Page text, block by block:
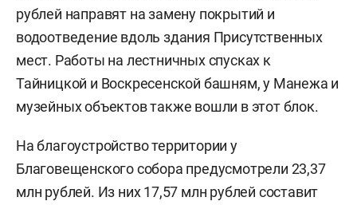
рублей направят на замену покрытий и
водоотведение вдоль здания Присутственных
мест. Работы на лестничных спусках к
Тайницкой и Воскресенской башням, у Манежа и
музейных объектов также вошли в этот блок.
На благоустройство территории у
Благовещенского собора предусмотрели 23,37
млн рублей. Из них 17,57 млн рублей составит